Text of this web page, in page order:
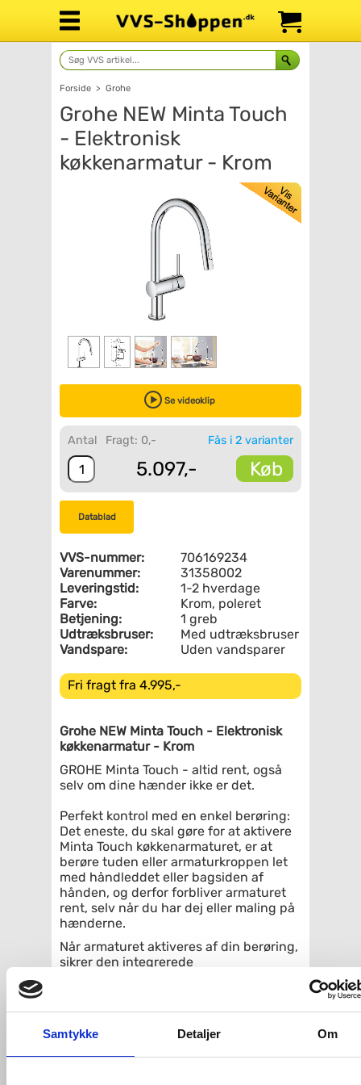
Samtykke Detaljer Om
Forside > Grohe
Grohe NEW Minta Touch
- Elektronisk
køkkenarmatur - Krom
Se videoklip
Fås i 2 varianter
Antal Fragt: 0,-
5.097,- Køb
Datablad
VVS-nummer:
706169234
Varenummer:
31358002
Leveringstid:
1-2 hverdage
Farve:
Krom, poleret
Betjening:
1 greb
Udtræksbruser:
Med udtræksbruser
Vandspare:
Uden vandsparer
Fri fragt fra 4.995,-
Grohe NEW Minta Touch - Elektronisk
køkkenarmatur - Krom
GROHE Minta Touch - altid rent, også
selv om dine hænder ikke er det.
Perfekt kontrol med en enkel berøring:
Det eneste, du skal gøre for at aktivere
Minta Touch køkkenarmaturet, er at
berøre tuden eller armaturkroppen let
med håndleddet eller bagsiden af
hånden, og derfor forbliver armaturet
rent, selv når du har dej eller maling på
hænderne.
Når armaturet aktiveres af din berøring,
sikrer den integrerede
fuldstændig uproblematisk at betjene
børn.
GROHE Minta Touch armaturets høje